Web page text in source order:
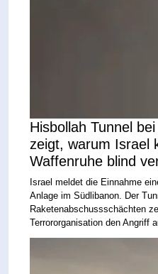
Hisbollah Tunnel
zeigt, warum Israel
Waffenruhe blind
Israel meldet die Einnahme
Anlage im Südlibanon. Der
Raketenabschussschächten
Terrororganisation den Angriff